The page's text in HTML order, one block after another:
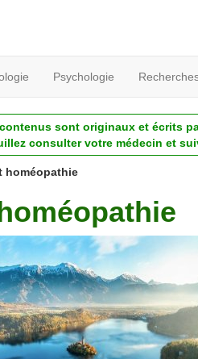
Psychologie
sont originaux et écrits
consulter votre médecin et
homéopathie